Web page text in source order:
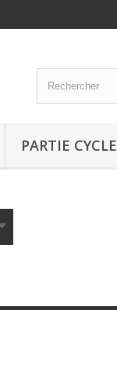
PARTIE CYCLE